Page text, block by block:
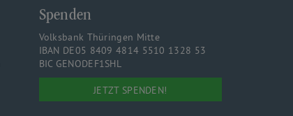
Spenden
Volksbank Thüringen Mitte
IBAN DE05 8409 4814 5510 1328 53
BIC GENODEF1SHL
JETZT SPENDEN!